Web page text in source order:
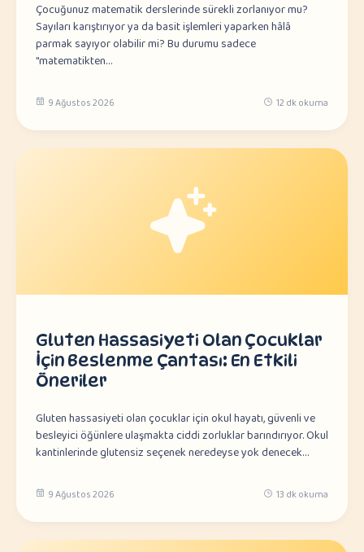
Çocuğunuz matematik derslerinde sürekli zorlanıyor mu?
Sayıları karıştırıyor ya da basit işlemleri yaparken hâlâ
parmak sayıyor olabilir mi? Bu durumu sadece
"matematikten…
9 Ağustos 2026 12 dk okuma
Gluten Hassasiyeti Olan Çocuklar
İçin Beslenme Çantası: En Etkili
Öneriler
Gluten hassasiyeti olan çocuklar için okul hayatı, güvenli ve
besleyici öğünlere ulaşmakta ciddi zorluklar barındırıyor. Okul
kantinlerinde glutensiz seçenek neredeyse yok denecek…
9 Ağustos 2026 13 dk okuma